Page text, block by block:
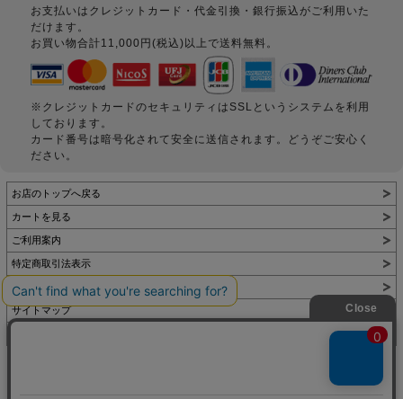
お支払いはクレジットカード・代金引換・銀行振込がご利用いた
だけます。
お買い物合計11,000円(税込)以上で送料無料。
※クレジットカードのセキュリティはSSLというシステムを利用
しております。
カード番号は暗号化されて安全に送信されます。どうぞご安心く
ださい。
お店のトップへ戻る
カートを見る
ご利用案内
特定商取引法表示
個人情報の取扱い
サイトマップ